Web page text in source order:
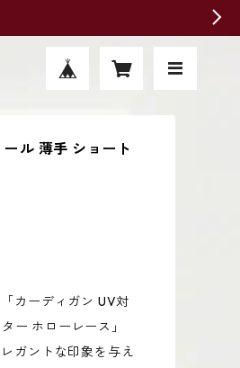
ル 薄手 ショート
カーディガン UV対
ー ホローレース」
ガントな印象を与え